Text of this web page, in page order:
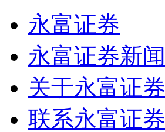
永富证券
永富证券新闻
关于永富证券
联系永富证券